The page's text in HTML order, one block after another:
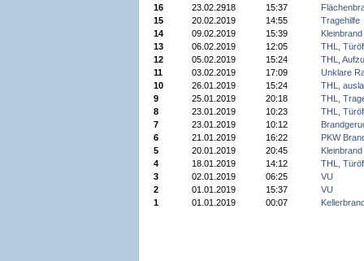
16
23.02.2918 15:37
15
20.02.2019 14:55
Tragehilfe
14
09.02.2019 15:39
Kleinbrand
13
06.02.2019 12:05
THL,
12
05.02.2019 15:24
THL,
11
03.02.2019 17:09
Unklare
10
26.01.2019 15:24
THL,
9
25.01.2019 20:18
THL,
8
23.01.2019 10:23
THL,
7
23.01.2019 10:12
6
21.01.2019 16:22
PKW
5
20.01.2019 20:45
Kleinbrand
4
18.01.2019 14:12
THL,
3
02.01.2019 06:25
VU
2
01.01.2019 15:37
VU
1
01.01.2019 00:07